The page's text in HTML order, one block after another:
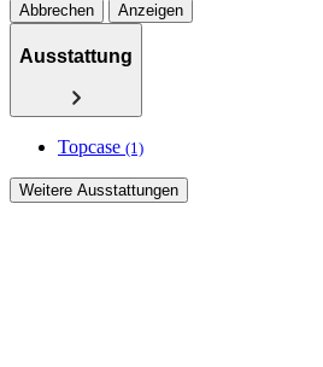
Abbrechen Anzeigen
Ausstattung
Topcase (1)
Weitere Ausstattungen